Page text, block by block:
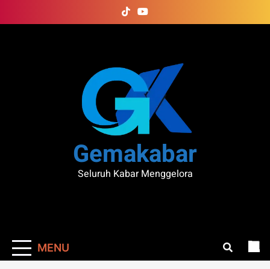
to
Gemakabar
Seluruh Kabar Menggelora
MENU